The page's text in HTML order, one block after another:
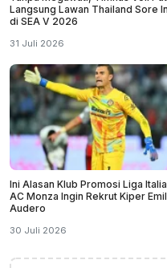
Langsung Lawan Thailand Sore
di SEA V 2026
31 Juli 2026
Ini Alasan Klub Promosi Liga Italia
AC Monza Ingin Rekrut Kiper Emil
Audero
30 Juli 2026